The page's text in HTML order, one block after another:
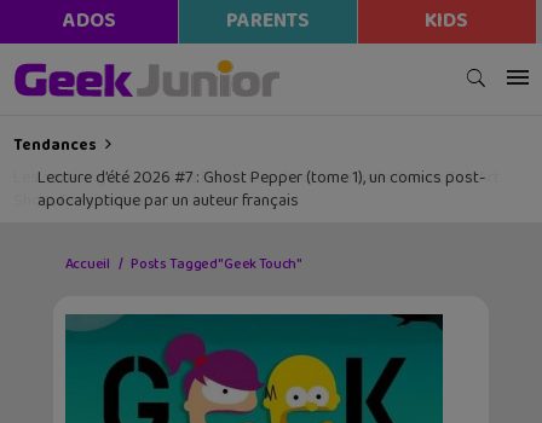
ADOS PARENTS KIDS
Tendances
Les sorties geek de l’été à Paris : One Piece au musée Grévin, Zoo Art
Show, Passion Japon…
Accueil Posts Tagged "Geek Touch"